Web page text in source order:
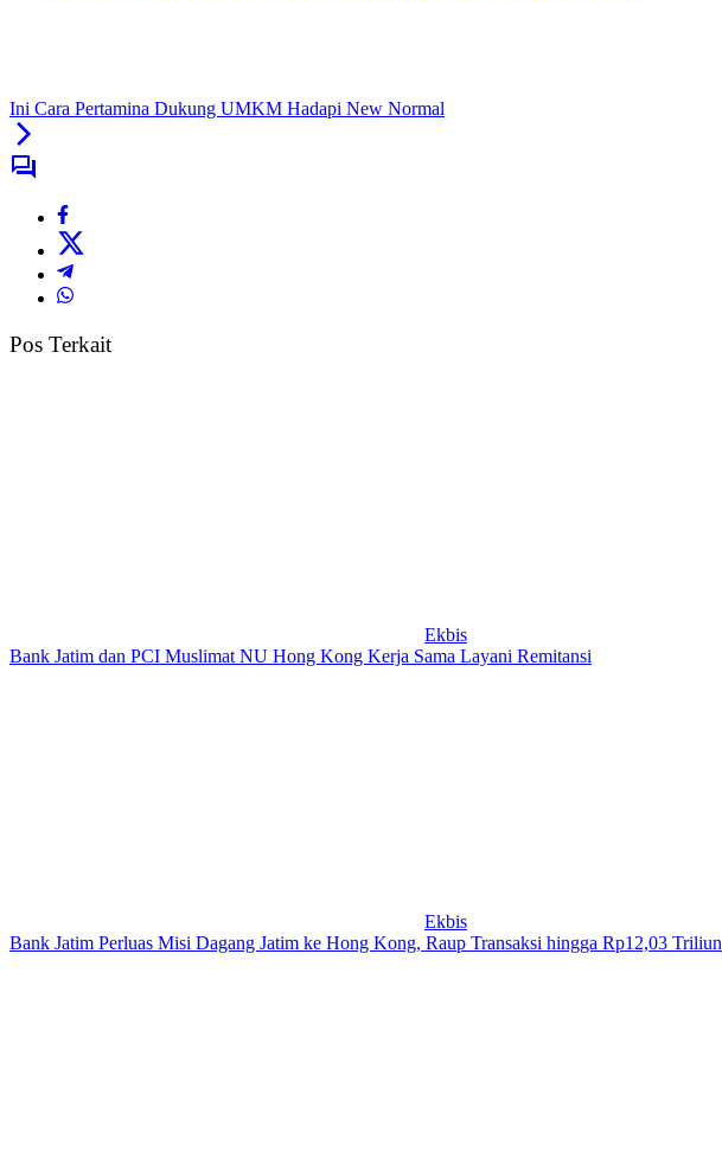
Ini Cara Pertamina Dukung UMKM Hadapi New Normal
Pos Terkait
Ekbis
Bank Jatim dan PCI Muslimat NU Hong Kong Kerja Sama Layani Remitansi
Ekbis
Bank Jatim Perluas Misi Dagang Jatim ke Hong Kong, Raup Transaksi hingga Rp12,03 Triliun